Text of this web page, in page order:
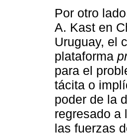
Por otro
A. Kast en
Uruguay, el
plataforma
para el
tácita o
poder de la
regresado a
las fuerzas